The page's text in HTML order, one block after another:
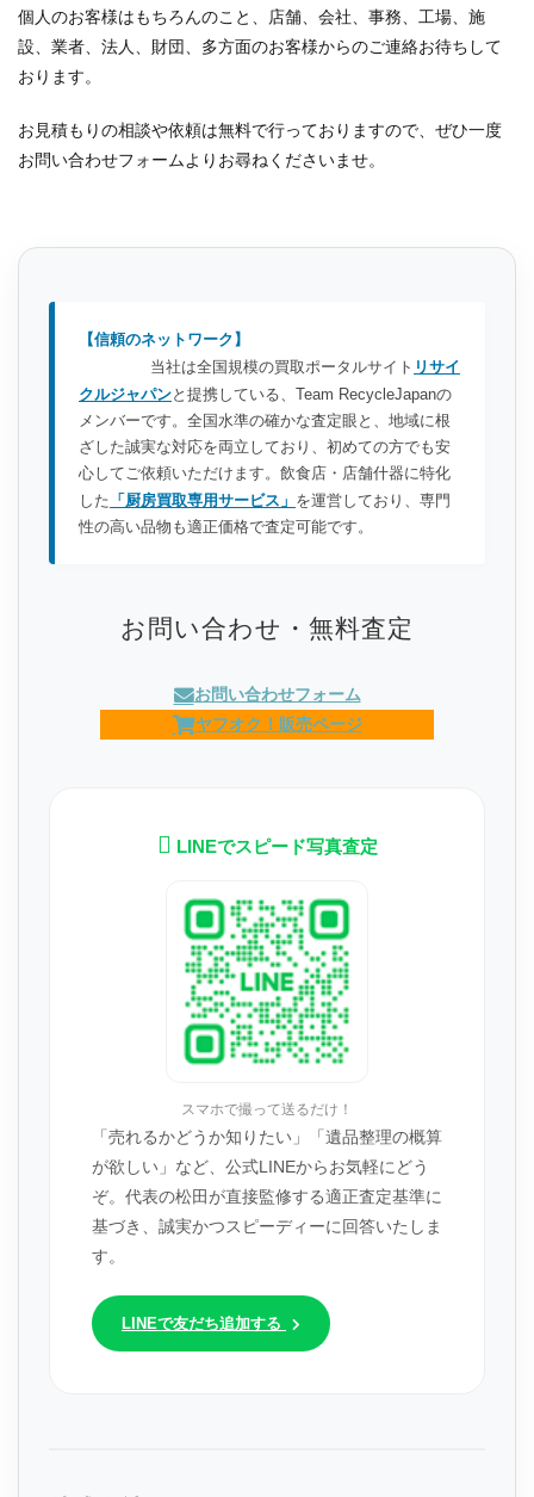
個人のお客様はもちろんのこと、店舗、会社、事務、工場、施
設、業者、法人、財団、多方面のお客様からのご連絡お待ちして
おります。
お見積もりの相談や依頼は無料で行っておりますので、ぜひ一度
お問い合わせフォームよりお尋ねくださいませ。
【信頼のネットワーク】
当社は全国規模の買取ポータルサイト リサイ
クルジャパンと提携している、Team RecycleJapanの
メンバーです。全国水準の確かな査定眼と、地域に根
ざした誠実な対応を両立しており、初めての方でも安
心してご依頼いただけます。飲食店・店舗什器に特化
した 「厨房買取専用サービス」 を運営しており、専門
性の高い品物も適正価格で査定可能です。
お問い合わせ・無料査定
お問い合わせフォーム
ヤフオク！販売ページ
LINEでスピード写真査定
スマホで撮って送るだけ！
「売れるかどうか知りたい」「遺品整理の概算
が欲しい」など、公式LINEからお気軽にどう
ぞ。代表の松田が直接監修する適正査定基準に
基づき、誠実かつスピーディーに回答いたしま
す。
LINEで友だち追加する